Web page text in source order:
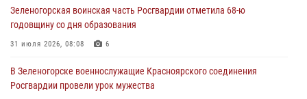
В Красноярске сотрудники Росгвардии задержали подозреваемого
в серии краж из супермаркета
04 августа 2026, 06:50
Военнослужащие Красноярского соединения Росгвардии
познакомили отдыхающих детей с тонкостями РХБ защиты
Зеленогорская воинская часть Росгвардии отметила 68-ю
годовщину со дня образования
31 июля 2026, 08:08 6
В Зеленогорске военнослужащие Красноярского соединения
Росгвардии провели урок мужества